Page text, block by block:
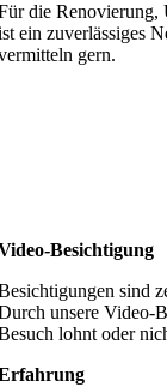
die Renovierung,
ein zuverlässiges
gern.
Besichtigung
sind
unsere Video-
lohnt oder